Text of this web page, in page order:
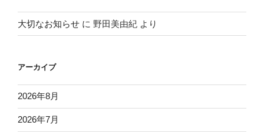
大切なお知らせ に 野田美由紀 より
アーカイブ
2026年8月
2026年7月